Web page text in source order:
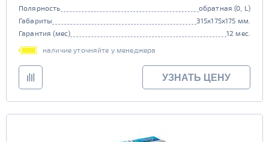
Полярность
обратная (0, L)
Габариты
315x175x175 мм.
Гарантия (мес)
12 мес.
наличие уточняйте у менеджера
УЗНАТЬ ЦЕНУ